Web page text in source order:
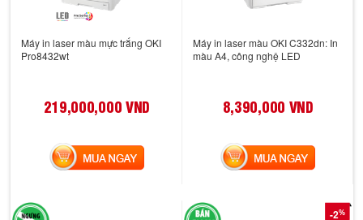
Máy in laser màu mực trắng OKI
Pro8432wt
219,000,000 VND
MUA NGAY
Máy in laser màu OKI C332dn: In
màu A4, công nghệ LED
8,390,000 VND
MUA NGAY
-2%